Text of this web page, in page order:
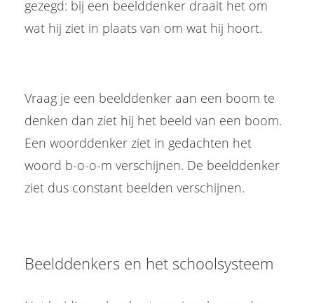
gezegd: bij een beelddenker draait het om
wat hij ziet in plaats van om wat hij hoort.
Vraag je een beelddenker aan een boom te
denken dan ziet hij het beeld van een boom.
Een woorddenker ziet in gedachten het
woord b-o-o-m verschijnen. De beelddenker
ziet dus constant beelden verschijnen.
Beelddenkers en het schoolsysteem